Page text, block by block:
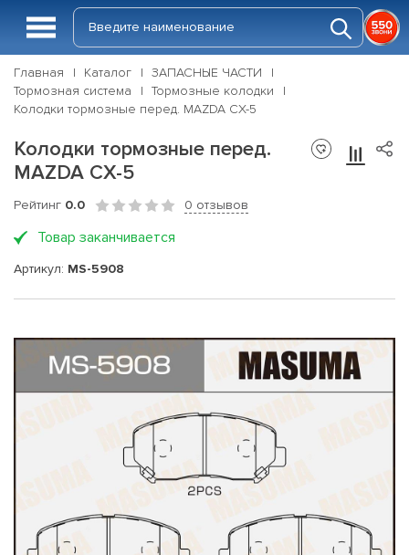
Главная Каталог
ЗАПАСНЫЕ ЧАСТИ
Тормозная система
Тормозные колодки
Колодки тормозные перед. MAZDA CX-5
Колодки тормозные перед.
MAZDA CX-5
Рейтинг 0.0 0 отзывов
Товар заканчивается
Артикул: MS-5908